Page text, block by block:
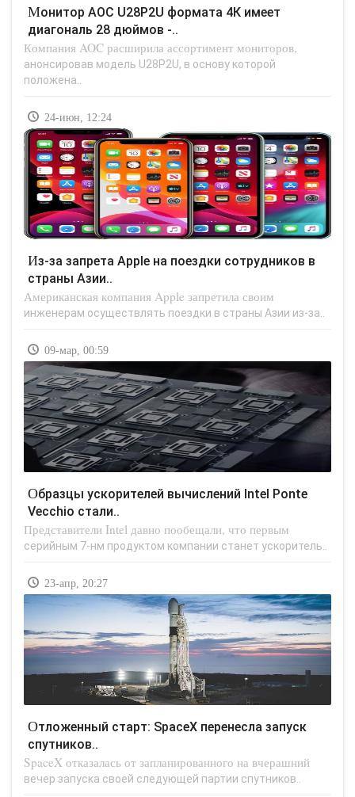
Монитор AOC U28P2U формата 4К имеет
диагональ 28 дюймов -..
Компания AOC расширила ассортимент мониторов,
анонсировав модель U28P2U, в основу которой
положена..
24-июн, 12:24
Из-за запрета Apple на поездки сотрудников в
страны Азии..
Американская компания Apple запретила своим
инженерам осуществлять поездки в страны Азии из-за..
09-мар, 00:59
Образцы ускорителей вычислений Intel Ponte
Vecchio стали..
Представители Intel давно пообещали, что первым
серийным 7-нм продуктом компании станет ускоритель..
23-апр, 20:27
Отложенный старт: SpaceX перенесла запуск
спутников..
SpaceX отказалась от запланированного на вчерашний
вечер запуска своей следующей партии спутников..